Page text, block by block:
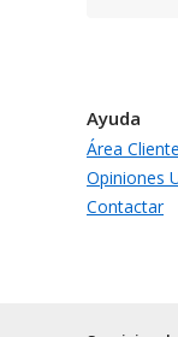
Ayuda
Área
Opiniones
Contactar